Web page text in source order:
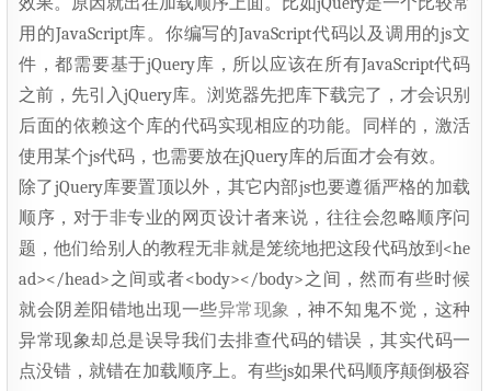
用的JavaScript库。你编写的JavaScript代码以及调用的js文
件，都需要基于jQuery库，所以应该在所有JavaScript代码
之前，先引入jQuery库。浏览器先把库下载完了，才会识别
后面的依赖这个库的代码实现相应的功能。同样的，激活
使用某个js代码，也需要放在jQuery库的后面才会有效。
除了jQuery库要置顶以外，其它内部js也要遵循严格的加载
顺序，对于非专业的网页设计者来说，往往会忽略顺序问
题，他们给别人的教程无非就是笼统地把这段代码放到<he
ad></head>之间或者<body></body>之间，然而有些时候
就会阴差阳错地出现一些异常现象 ，神不知鬼不觉，这种
异常现象却总是误导我们去排查代码的错误，其实代码一
点没错，就错在加载顺序上。有些js如果代码顺序颠倒极容